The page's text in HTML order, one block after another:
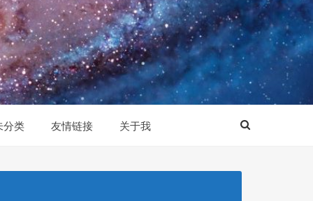
分类 友情链接 关于我